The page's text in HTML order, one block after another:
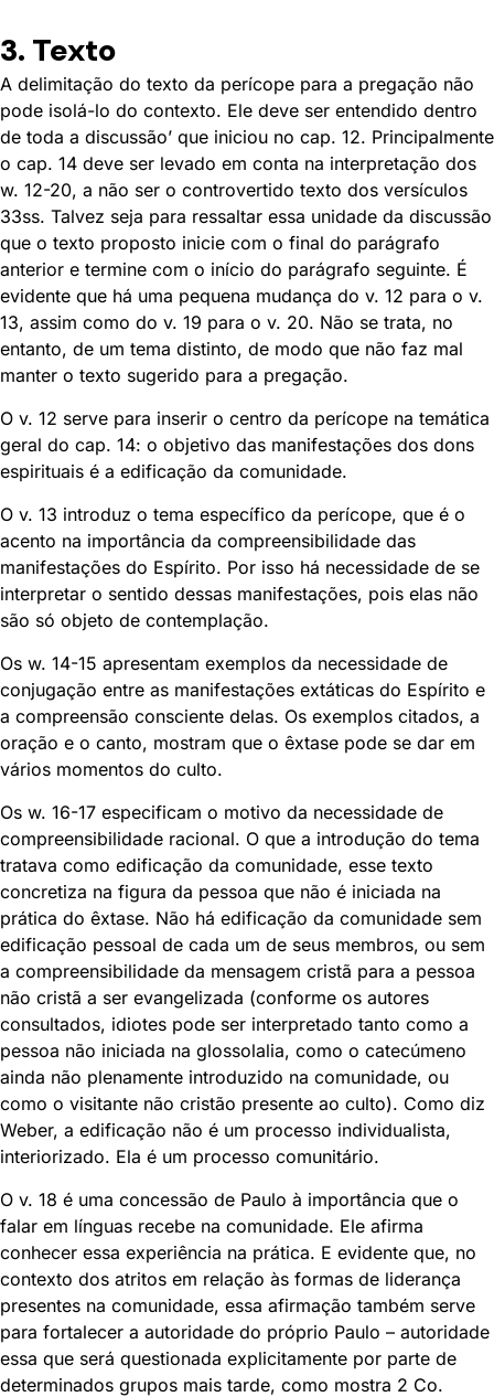
3. Texto
A delimitação do texto da perícope para a pregação não
pode isolá-lo do contexto. Ele deve ser entendido dentro
de toda a discussão’ que iniciou no cap. 12. Principalmente
o cap. 14 deve ser levado em conta na interpretação dos
w. 12-20, a não ser o controvertido texto dos versículos
33ss. Talvez seja para ressaltar essa unidade da discussão
que o texto proposto inicie com o final do parágrafo
anterior e termine com o início do parágrafo seguinte. É
evidente que há uma pequena mudança do v. 12 para o v.
13, assim como do v. 19 para o v. 20. Não se trata, no
entanto, de um tema distinto, de modo que não faz mal
manter o texto sugerido para a pregação.
O v. 12 serve para inserir o centro da perícope na temática
geral do cap. 14: o objetivo das manifestações dos dons
espirituais é a edificação da comunidade.
O v. 13 introduz o tema específico da perícope, que é o
acento na importância da compreensibilidade das
manifestações do Espírito. Por isso há necessidade de se
interpretar o sentido dessas manifestações, pois elas não
são só objeto de contemplação.
Os w. 14-15 apresentam exemplos da necessidade de
conjugação entre as manifestações extáticas do Espírito e
a compreensão consciente delas. Os exemplos citados, a
oração e o canto, mostram que o êxtase pode se dar em
vários momentos do culto.
Os w. 16-17 especificam o motivo da necessidade de
compreensibilidade racional. O que a introdução do tema
tratava como edificação da comunidade, esse texto
concretiza na figura da pessoa que não é iniciada na
prática do êxtase. Não há edificação da comunidade sem
edificação pessoal de cada um de seus membros, ou sem
a compreensibilidade da mensagem cristã para a pessoa
não cristã a ser evangelizada (conforme os autores
consultados, idiotes pode ser interpretado tanto como a
pessoa não iniciada na glossolalia, como o catecúmeno
ainda não plenamente introduzido na comunidade, ou
como o visitante não cristão presente ao culto). Como diz
Weber, a edificação não é um processo individualista,
interiorizado. Ela é um processo comunitário.
O v. 18 é uma concessão de Paulo à importância que o
falar em línguas recebe na comunidade. Ele afirma
conhecer essa experiência na prática. E evidente que, no
contexto dos atritos em relação às formas de liderança
presentes na comunidade, essa afirmação também serve
para fortalecer a autoridade do próprio Paulo – autoridade
essa que será questionada explicitamente por parte de
determinados grupos mais tarde, como mostra 2 Co.